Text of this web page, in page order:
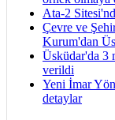
Ata-2
Çevre ve
Kurum'dan
Üsküdar'da 3
verildi
Yeni İmar
detaylar